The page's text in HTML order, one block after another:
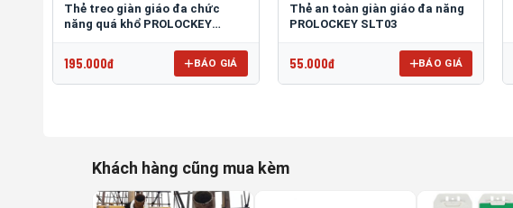
Thẻ treo giàn giáo đa chức
năng quá khổ PROLOCKEY
195.000đ BÁO GIÁ
Thẻ an toàn giàn giáo đa năng
PROLOCKEY SLT03
55.000đ BÁO GIÁ
Khách hàng cũng mua kèm